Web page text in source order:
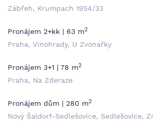
Zábřeh, Krumpach 1954/33
Pronájem 2+kk | 63 m2
Praha, Vinohrady, U Zvonařky
Pronájem 3+1 | 78 m2
Praha, Na Zderaze
Pronájem dům | 280 m2
Nový Šaldorf-Sedlešovice, Sedlešovice,